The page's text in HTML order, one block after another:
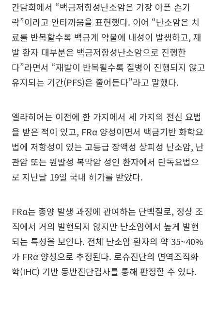
간담회에서 “백금저항성난소암은 가장 아픈 손가
락”이라고 안타까움을 표현했다. 이어 “난소암은 치
료를 반복할수록 백금계 약물에 내성이 발생하고, 재
발 환자 대부분은 백금저항성난소암으로 진행한
다”라면서 “재발이 반복될수록 질병이 진행되지 않고
유지되는 기간(PFS)은 줄어든다”라고 말했다.
엘라히어는 이전에 한 가지에서 세 가지의 전신 요법
을 받은 적이 있고, FRα 양성이면서 백금기반 화학요
법에 저항성이 있는 고등급 장액성 상피성 난소암, 난
관암 또는 원발성 복막암 성인 환자에서 단독요법으
로 지난달 19일 국내 허가를 받았다.
FRα는 종양 발생 과정에 관여하는 단백질로, 정상 조
직에서 거의 발현되지 않지만 난소암에서 높게 발현
되는 특성을 보인다. 전체 난소암 환자의 약 35~40%
가 FRα 양성으로 추정된다. 로슈진단의 면역조직화
학(IHC) 기반 동반진단검사를 통해 판정할 수 있다.